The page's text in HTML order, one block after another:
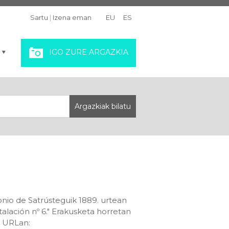
Sartu | Izena eman EU ES
IGO ZURE ARGAZKIA
de Satrústeguik 1889. urtean
nº 6." Erakusketa horretan